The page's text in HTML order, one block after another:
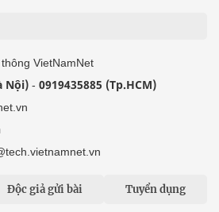
VietNamNet
Nội) - 0919435885 (Tp.HCM)
Độc giả gửi bài Tuyển dụng